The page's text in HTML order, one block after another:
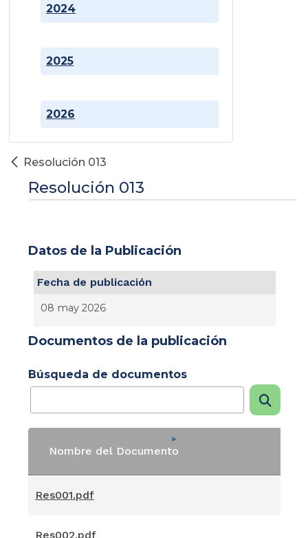
2024
2025
2026
Resolución 013
Resolución 013
Datos de la Publicación
Fecha de publicación
08 may 2026
Documentos de la publicación
Búsqueda de documentos
Nombre del Documento
Res001.pdf
Res002.pdf